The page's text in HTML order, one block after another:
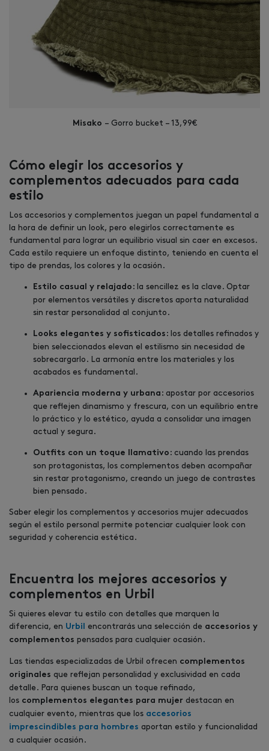
Misako – Gorro bucket – 13,99€
Cómo elegir los accesorios y
complementos adecuados para cada
estilo
Los accesorios y complementos juegan un papel fundamental a
la hora de definir un look, pero elegirlos correctamente es
fundamental para lograr un equilibrio visual sin caer en excesos.
Cada estilo requiere un enfoque distinto, teniendo en cuenta el
tipo de prendas, los colores y la ocasión.
Estilo casual y relajado : la sencillez es la clave. Optar
por elementos versátiles y discretos aporta naturalidad
sin restar personalidad al conjunto.
Looks elegantes y sofisticados : los detalles refinados y
bien seleccionados elevan el estilismo sin necesidad de
sobrecargarlo. La armonía entre los materiales y los
acabados es fundamental.
Apariencia moderna y urbana : apostar por accesorios
que reflejen dinamismo y frescura, con un equilibrio entre
lo práctico y lo estético, ayuda a consolidar una imagen
actual y segura.
Outfits con un toque llamativo : cuando las prendas
son protagonistas, los complementos deben acompañar
sin restar protagonismo, creando un juego de contrastes
bien pensado.
Saber elegir los complementos y accesorios mujer adecuados
según el estilo personal permite potenciar cualquier look con
seguridad y coherencia estética.
Encuentra los mejores accesorios y
complementos en Urbil
Si quieres elevar tu estilo con detalles que marquen la
diferencia, en Urbil encontrarás una selección de accesorios y
complementos pensados para cualquier ocasión.
Las tiendas especializadas de Urbil ofrecen complementos
originales que reflejan personalidad y exclusividad en cada
detalle. Para quienes buscan un toque refinado,
los complementos elegantes para mujer destacan en
cualquier evento, mientras que los accesorios
imprescindibles para hombres aportan estilo y funcionalidad
a cualquier ocasión.